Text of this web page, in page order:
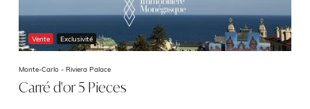
Vente Exclusivité
Monte-Carlo - Riviera Palace
Carré d'or 5 Pieces